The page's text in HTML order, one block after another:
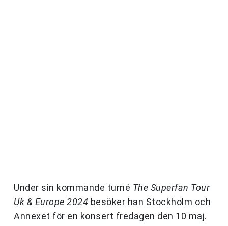
Under sin kommande turné The Superfan Tour
Uk & Europe 2024 besöker han Stockholm och
Annexet för en konsert fredagen den 10 maj.